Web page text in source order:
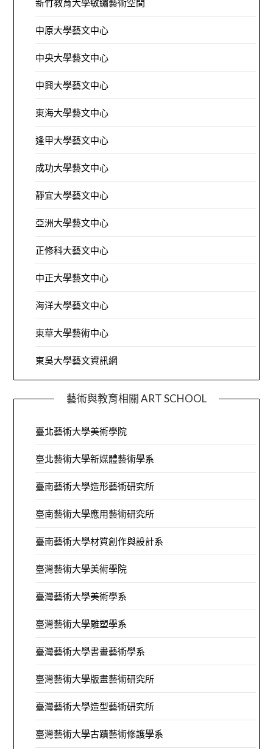
新竹教育大學敏繡藝術空間
中原大學藝文中心
中央大學藝文中心
中興大學藝文中心
東海大學藝文中心
逢甲大學藝文中心
成功大學藝文中心
靜宜大學藝文中心
亞洲大學藝文中心
正修科大藝文中心
中正大學藝文中心
海洋大學藝文中心
東華大學藝術中心
東吳大學藝文資訊網
藝術與教育相關 ART SCHOOL
臺北藝術大學美術學院
臺北藝術大學新媒體藝術學系
臺南藝術大學造形藝術研究所
臺南藝術大學應用藝術研究所
臺南藝術大學材質創作與設計系
臺灣藝術大學美術學院
臺灣藝術大學美術學系
臺灣藝術大學雕塑學系
臺灣藝術大學書畫藝術學系
臺灣藝術大學版畫藝術研究所
臺灣藝術大學造型藝術研究所
臺灣藝術大學古蹟藝術修護學系